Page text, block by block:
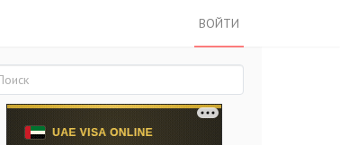
ВОЙТИ